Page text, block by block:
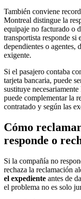
También conviene
Montreal distingue la
equipaje no facturado o
transportista responde si
dependientes o agentes,
exigente.
Si el pasajero contaba
tarjeta bancaria, puede
sustituye
puede complementar la
contratado y según las
Cómo
responde o
Si la compañía no
rechaza la reclamación
el expediente antes de
el problema no es solo